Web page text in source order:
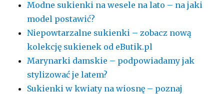
Modne sukienki na wesele na lato – na jaki
model postawić?
Niepowtarzalne sukienki – zobacz nową
kolekcję sukienek od eButik.pl
Marynarki damskie – podpowiadamy jak
stylizować je latem?
Sukienki w kwiaty na wiosnę – poznaj